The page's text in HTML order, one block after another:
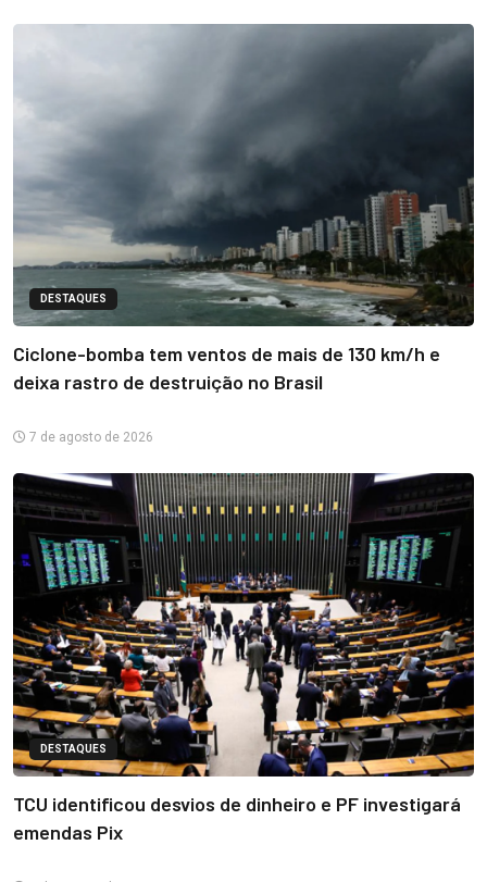
DESTAQUES
Ciclone-bomba tem ventos de mais de 130 km/h e
deixa rastro de destruição no Brasil
7 de agosto de 2026
DESTAQUES
TCU identificou desvios de dinheiro e PF investigará
emendas Pix